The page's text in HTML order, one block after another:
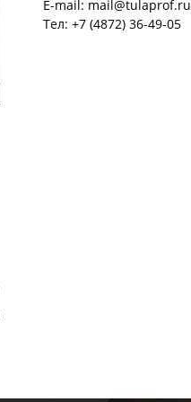
E-mail: mail@tulaprof.ru
Тел: +7 (4872) 36-49-05